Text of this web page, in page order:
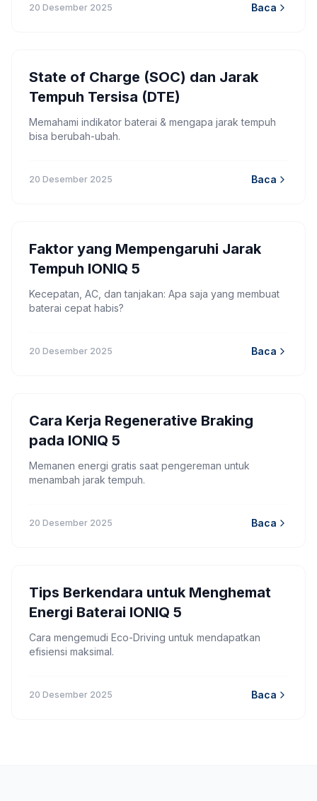
20 Desember 2025 Baca
State of Charge (SOC) dan Jarak
Tempuh Tersisa (DTE)
Memahami indikator baterai & mengapa jarak tempuh
bisa berubah-ubah.
20 Desember 2025 Baca
Faktor yang Mempengaruhi Jarak
Tempuh IONIQ 5
Kecepatan, AC, dan tanjakan: Apa saja yang membuat
baterai cepat habis?
20 Desember 2025 Baca
Cara Kerja Regenerative Braking
pada IONIQ 5
Memanen energi gratis saat pengereman untuk
menambah jarak tempuh.
20 Desember 2025 Baca
Tips Berkendara untuk Menghemat
Energi Baterai IONIQ 5
Cara mengemudi Eco-Driving untuk mendapatkan
efisiensi maksimal.
20 Desember 2025 Baca